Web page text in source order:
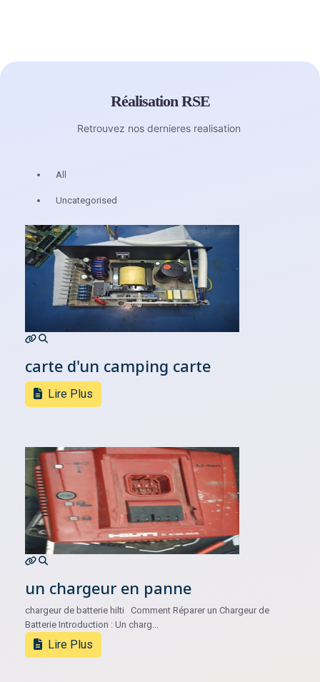
Réalisation RSE
Retrouvez nos dernieres realisation
All
Uncategorised
carte d'un camping carte
Lire Plus
un chargeur en panne
chargeur de batterie hilti Comment Réparer un Chargeur de
Batterie Introduction : Un charg...
Lire Plus